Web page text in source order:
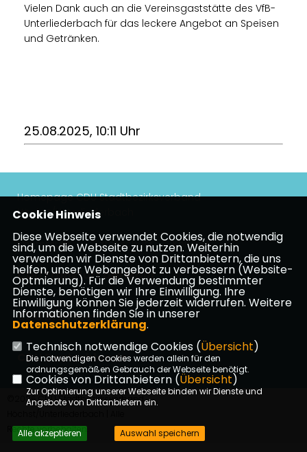
Vielen Dank auch an die Vereinsgaststätte des VfB-
Unterliederbach für das leckere Angebot an Speisen
und Getränken.
25.08.2025, 10:11 Uhr
Homepage CDU Stadtbezirksverband
Höchst/Unterliederbach
Impressum Datenschutz Kontakt
CDU Frankfurt am Main
CDU in Hessen
CDU Deutschlands
©2026 CDU Stadtbezirksverband
Rechte vorbehalten.
Cookie Hinweis
Diese Webseite verwendet Cookies, die notwendig
sind, um die Webseite zu nutzen. Weiterhin
verwenden wir Dienste von Drittanbietern, die uns
helfen, unser Webangebot zu verbessern (Website-
Optmierung). Für die Verwendung bestimmter
Dienste, benötigen wir Ihre Einwilligung. Ihre
Einwilligung können Sie jederzeit widerrufen. Weitere
Informationen finden Sie in unserer
Datenschutzerklärung.
Technisch notwendige Cookies (Übersicht)
Die notwendigen Cookies werden allein für den
ordnungsgemäßen Gebrauch der Webseite benötigt.
Cookies von Drittanbietern (Übersicht)
Zur Optimierung unserer Webseite binden wir Dienste und
Angebote von Drittanbietern ein.
Alle akzeptieren Auswahl speichern